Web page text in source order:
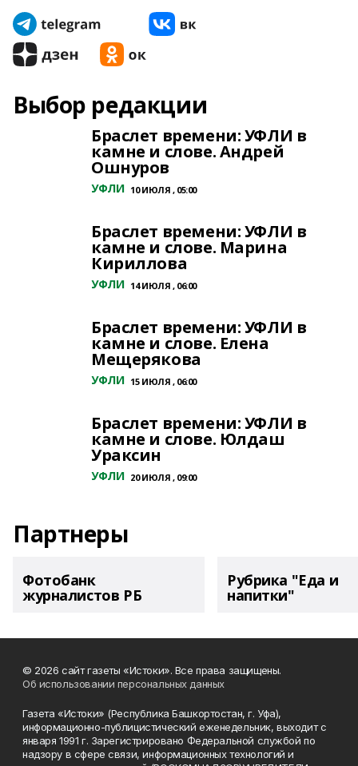
Выбор редакции
Браслет времени: УФЛИ в
камне и слове. Андрей
Ошнуров
УФЛИ 10 ИЮЛЯ , 05:00
Браслет времени: УФЛИ в
камне и слове. Марина
Кириллова
УФЛИ 14 ИЮЛЯ , 06:00
Браслет времени: УФЛИ в
камне и слове. Елена
Мещерякова
УФЛИ 15 ИЮЛЯ , 06:00
Браслет времени: УФЛИ в
камне и слове. Юлдаш
Ураксин
УФЛИ 20 ИЮЛЯ , 09:00
Партнеры
Фотобанк
журналистов РБ
Рубрика "Еда и
напитки"
© 2026 сайт газеты «Истоки». Все права защищены.
Об использовании персональных данных
Газета «Истоки» (Республика Башкортостан, г. Уфа),
информационно-публицистический еженедельник, выходит с
января 1991 г. Зарегистрировано Федеральной службой по
надзору в сфере связи, информационных технологий и